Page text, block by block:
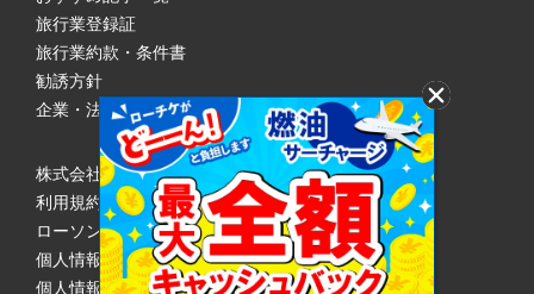
旅行業登録証
旅行業約款・条件書
勧誘方針
企業・法人のみなさまへ
株式会社ローソンエンタテインメント
利用規約
ローソンWEB会員規約
個人情報の取り扱いについて
個人情報保護方針